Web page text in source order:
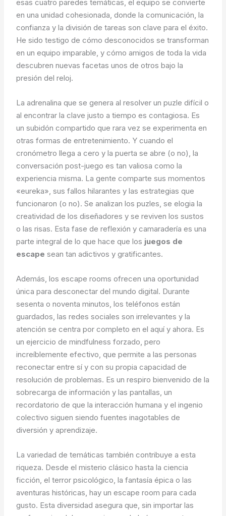
esas cuatro paredes temáticas, el equipo se convierte
en una unidad cohesionada, donde la comunicación, la
confianza y la división de tareas son clave para el éxito.
He sido testigo de cómo desconocidos se transforman
en un equipo imparable, y cómo amigos de toda la vida
descubren nuevas facetas unos de otros bajo la
presión del reloj.
La adrenalina que se genera al resolver un puzle difícil o
al encontrar la clave justo a tiempo es contagiosa. Es
un subidón compartido que rara vez se experimenta en
otras formas de entretenimiento. Y cuando el
cronómetro llega a cero y la puerta se abre (o no), la
conversación post-juego es tan valiosa como la
experiencia misma. La gente comparte sus momentos
«eureka», sus fallos hilarantes y las estrategias que
funcionaron (o no). Se analizan los puzles, se elogia la
creatividad de los diseñadores y se reviven los sustos
o las risas. Esta fase de reflexión y camaradería es una
parte integral de lo que hace que los juegos de
escape sean tan adictivos y gratificantes.
Además, los escape rooms ofrecen una oportunidad
única para desconectar del mundo digital. Durante
sesenta o noventa minutos, los teléfonos están
guardados, las redes sociales son irrelevantes y la
atención se centra por completo en el aquí y ahora. Es
un ejercicio de mindfulness forzado, pero
increíblemente efectivo, que permite a las personas
reconectar entre sí y con su propia capacidad de
resolución de problemas. Es un respiro bienvenido de la
sobrecarga de información y las pantallas, un
recordatorio de que la interacción humana y el ingenio
colectivo siguen siendo fuentes inagotables de
diversión y aprendizaje.
La variedad de temáticas también contribuye a esta
riqueza. Desde el misterio clásico hasta la ciencia
ficción, el terror psicológico, la fantasía épica o las
aventuras históricas, hay un escape room para cada
gusto. Esta diversidad asegura que, sin importar las